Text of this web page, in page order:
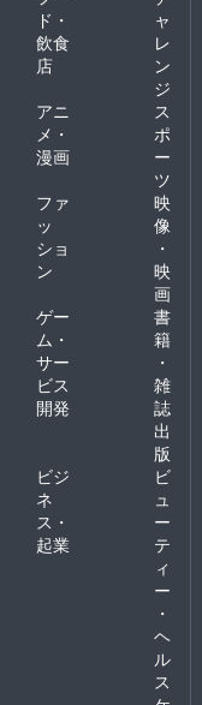
ド・
飲食
店
ャ
レ
ン
ジ
アニ
メ・
漫画
ス
ポ
ー
ツ
ファ
ッ
ショ
ン
映
像
・
映
画
ゲー
ム・
サー
ビス
開発
書
籍
・
雑
誌
出
版
ビジ
ネ
ス・
起業
ビ
ュ
ー
テ
ィ
ー
・
ヘ
ル
ス